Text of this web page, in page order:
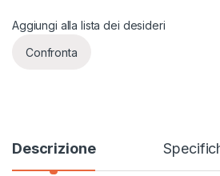
Aggiungi alla lista dei desideri
Confronta
Descrizione